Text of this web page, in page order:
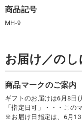
商品記号
MH-9
お届け／のし
商品マークのご案内
ギフトのお届けは6月8日(
「指定日可」・・・この
※お届け日指定は、6月